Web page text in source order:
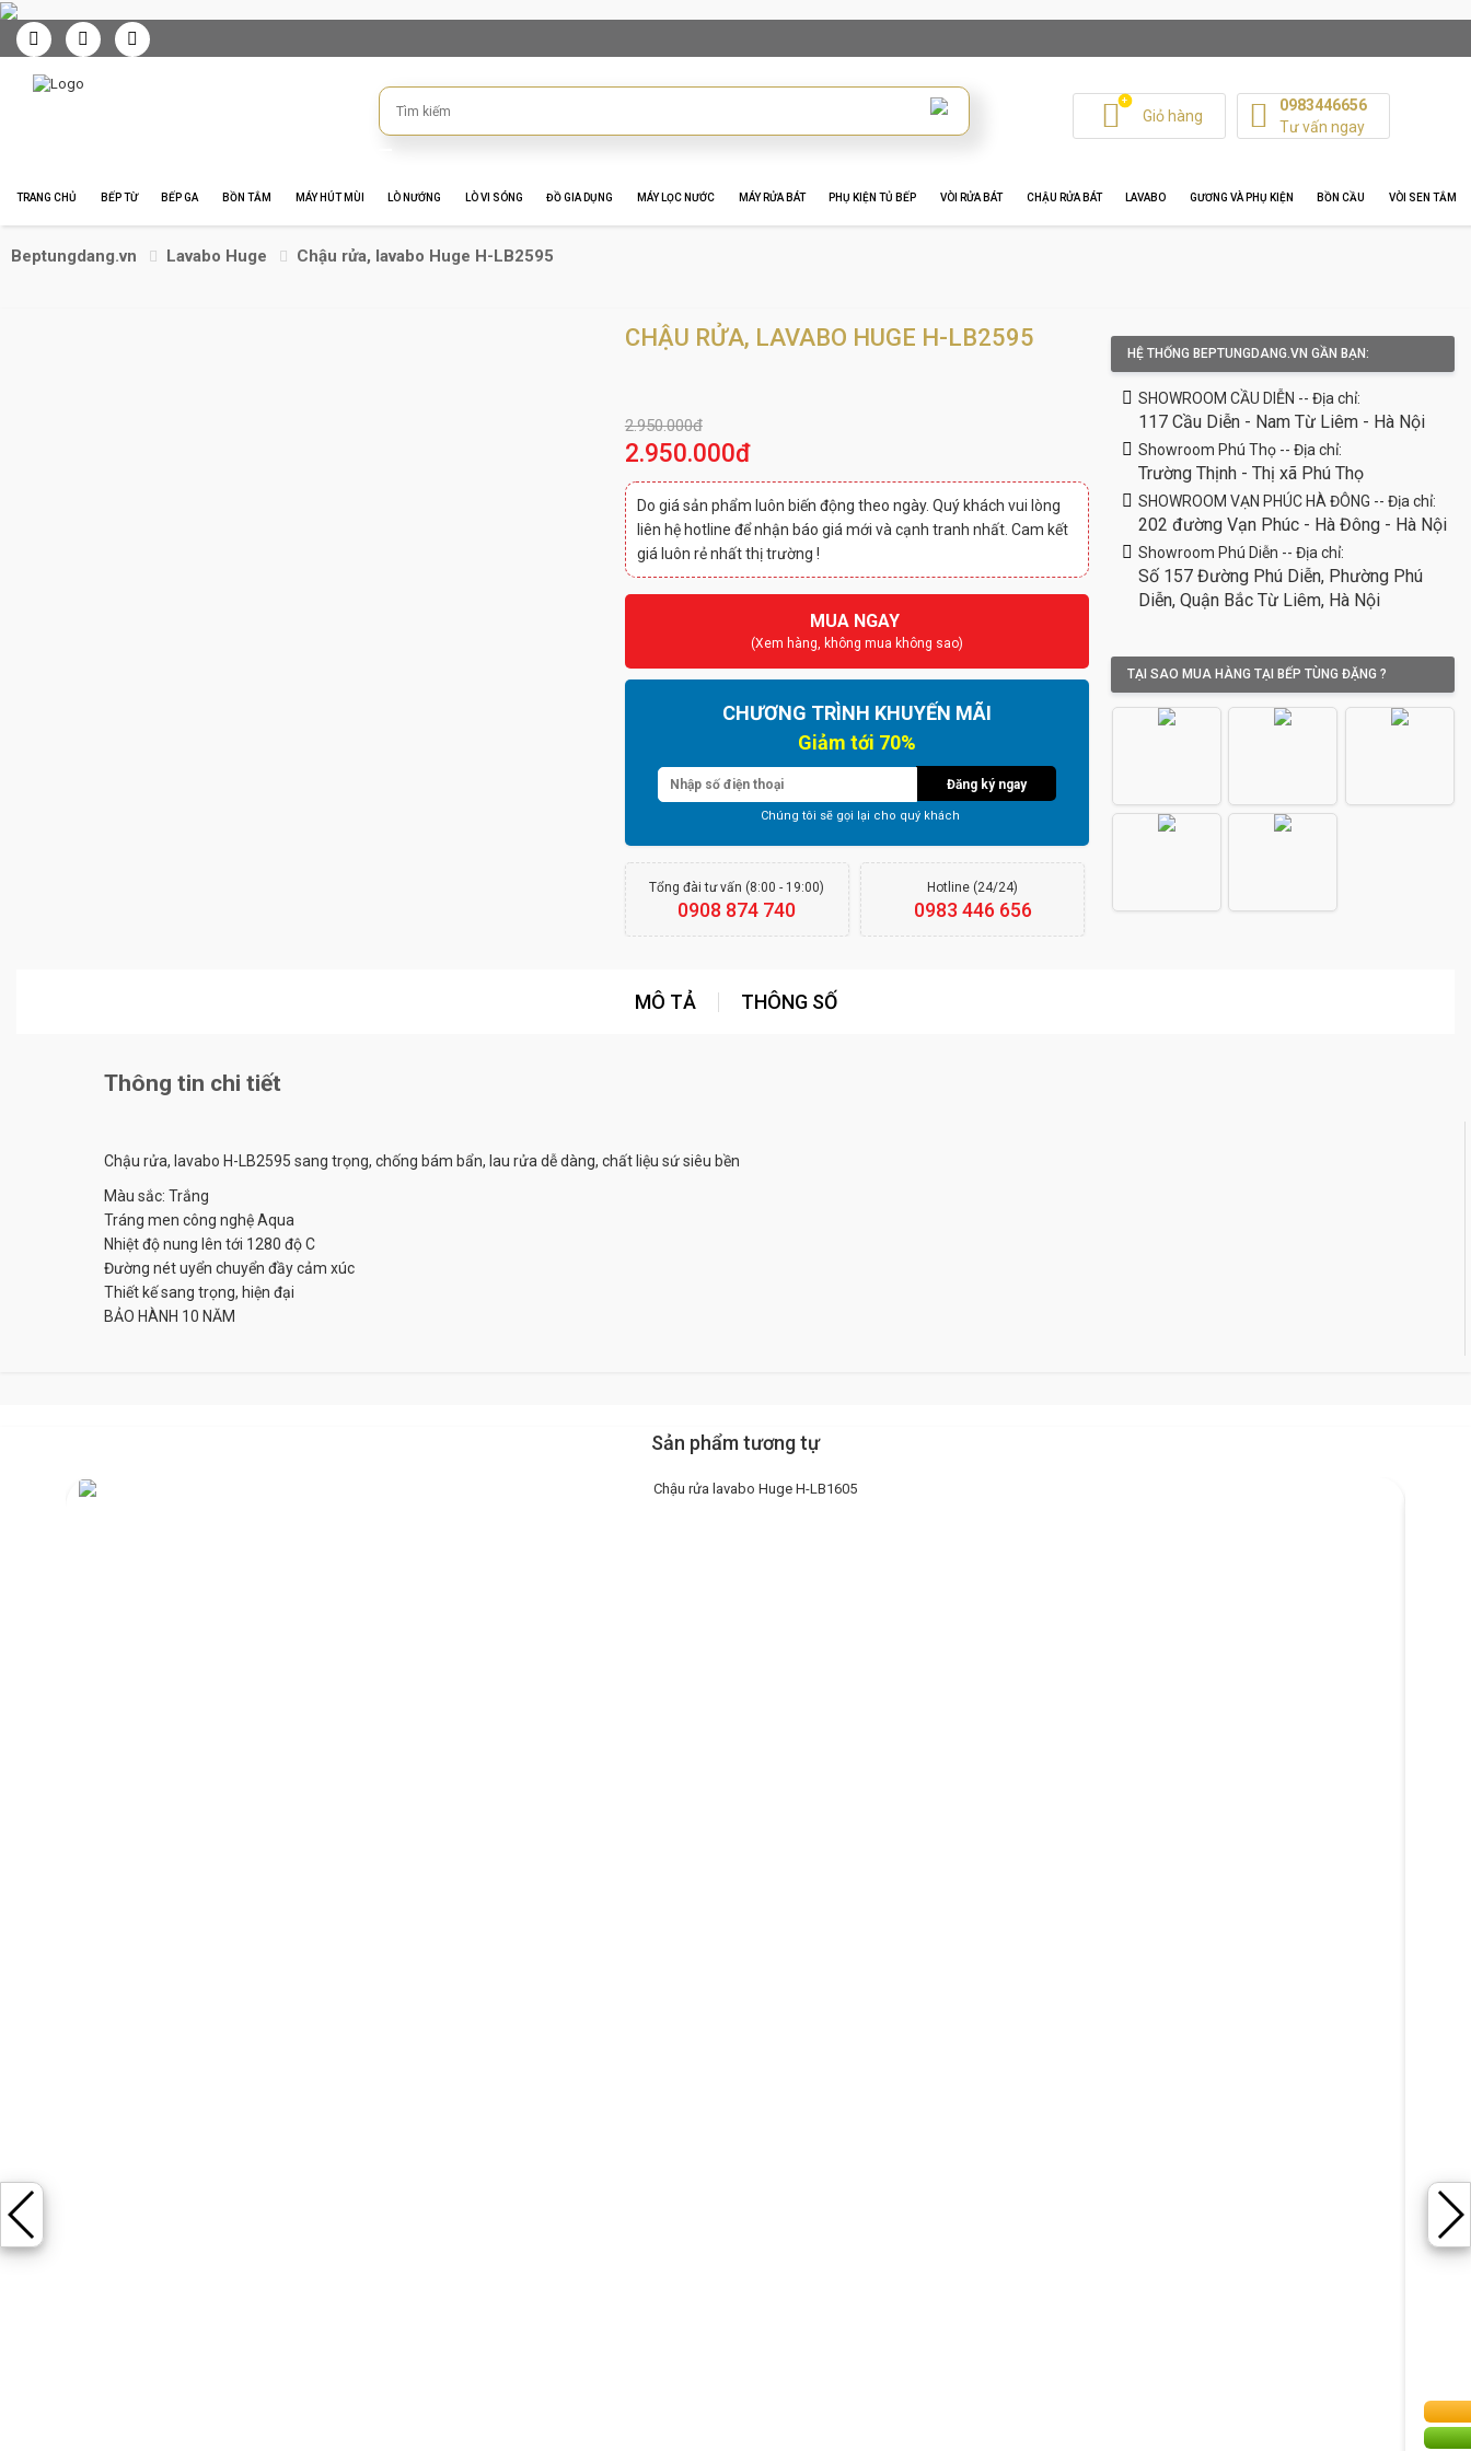
+
Giỏ hàng
0983446656
Tư vấn ngay
TRANG CHỦ BẾP TỪ BẾP GA BỒN TẮM MÁY HÚT MÙI LÒ NƯỚNG LÒ VI SÓNG ĐỒ GIA DỤNG MÁY LỌC NƯỚC MÁY RỬA BÁT PHỤ KIỆN TỦ BẾP VÒI RỬA BÁT CHẬU RỬA BÁT LAVABO GƯƠNG VÀ PHỤ KIỆN BỒN CẦU VÒI SEN TẮM
Beptungdang.vn Lavabo Huge Chậu rửa, lavabo Huge H-LB2595
CHẬU RỬA, LAVABO HUGE H-LB2595
2.950.000đ
2.950.000đ
Do giá sản phẩm luôn biến động theo ngày. Quý khách vui lòng
liên hệ hotline để nhận báo giá mới và cạnh tranh nhất. Cam kết
giá luôn rẻ nhất thị trường !
MUA NGAY
(Xem hàng, không mua không sao)
CHƯƠNG TRÌNH KHUYẾN MÃI
Giảm tới 70%
Đăng ký ngay
Chúng tôi sẽ gọi lại cho quý khách
Tổng đài tư vấn (8:00 - 19:00)
0908 874 740
Hotline (24/24)
0983 446 656
HỆ THỐNG BEPTUNGDANG.VN GẦN BẠN:
SHOWROOM CẦU DIỄN -- Địa chỉ:
117 Cầu Diễn - Nam Từ Liêm - Hà Nội
Showroom Phú Thọ -- Địa chỉ:
Trường Thịnh - Thị xã Phú Thọ
SHOWROOM VẠN PHÚC HÀ ĐÔNG -- Địa chỉ:
202 đường Vạn Phúc - Hà Đông - Hà Nội
Showroom Phú Diễn -- Địa chỉ:
Số 157 Đường Phú Diễn, Phường Phú
Diễn, Quận Bắc Từ Liêm, Hà Nội
TẠI SAO MUA HÀNG TẠI BẾP TÙNG ĐẶNG ?
MÔ TẢ THÔNG SỐ
Thông tin chi tiết
Chậu rửa, lavabo H-LB2595 sang trọng, chống bám bẩn, lau rửa dễ dàng, chất liệu sứ siêu bền
Màu sắc: Trắng
Tráng men công nghệ Aqua
Nhiệt độ nung lên tới 1280 độ C
Đường nét uyển chuyển đầy cảm xúc
Thiết kế sang trọng, hiện đại
BẢO HÀNH 10 NĂM
Sản phẩm tương tự